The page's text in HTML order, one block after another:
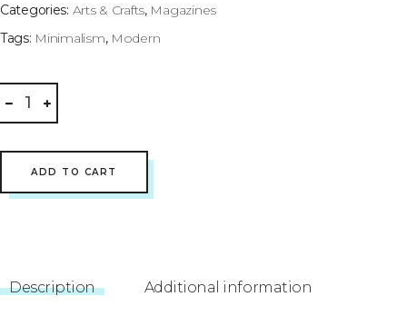
Categories: Arts & Crafts, Magazines
Tags: Minimalism, Modern
Mark
ADD TO CART
Description Additional information